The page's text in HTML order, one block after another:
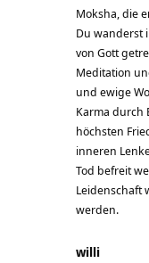
Moksha, die
Du wanderst
von Gott
Meditation
und ewige
Karma durch
höchsten
inneren
Tod befreit
Leidenschaft
werden.
willi